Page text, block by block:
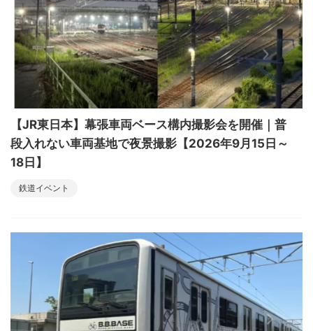
【JR東日本】幕張車両ベース構内撮影会を開催｜普
段入れない車両基地で夜景撮影【2026年9月15日～
18日】
鉄道イベント